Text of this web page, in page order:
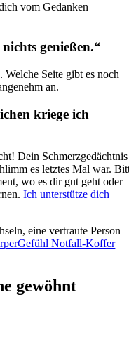
vom Gedanken
genießen.“
Seite gibt es noch
an.
kriege ich
Dein Schmerzgedächtnis
es letztes Mal war.
wo es dir gut geht oder
Ich unterstütze dich
eine vertraute Person
Notfall-Koffer
gewöhnt